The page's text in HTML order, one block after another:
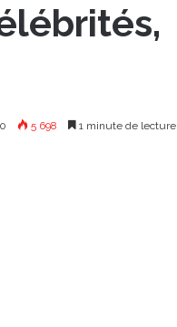
0 5 698 1 minute de lecture